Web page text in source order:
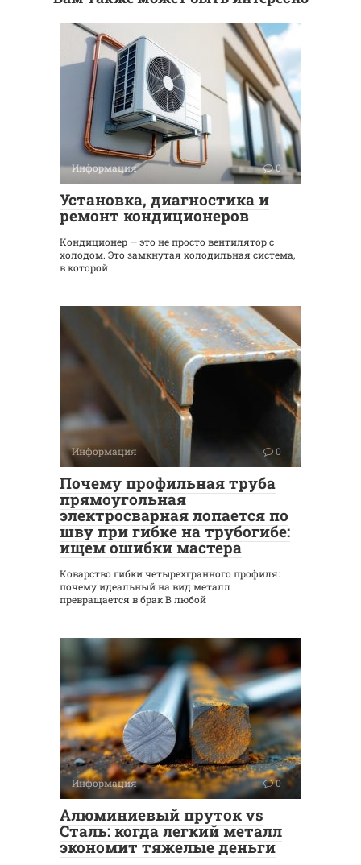
Информация 0
Установка, диагностика и
ремонт кондиционеров
Кондиционер — это не просто вентилятор с
холодом. Это замкнутая холодильная система,
в которой
Информация 0
Почему профильная труба
прямоугольная
электросварная лопается по
шву при гибке на трубогибе:
ищем ошибки мастера
Коварство гибки четырехгранного профиля:
почему идеальный на вид металл
превращается в брак В любой
Информация 0
Алюминиевый пруток vs
Сталь: когда легкий металл
экономит тяжелые деньги